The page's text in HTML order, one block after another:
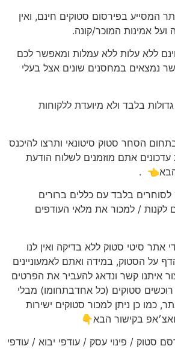
המסייע בפירסום סטוקים חינם, ואין
אמינות המוכר/קונה.
ללא עלות ללא עמלות ומאפשר לכם
נמצאים במחסנים שונים אצל בעלי
בלבד ולא מיועדת ללקוחות
הסחר סטוק סיטונאי ותרצו להיכנס
אתם מוזמנים לשלוח הודעת
.
לסוחרים בלבד עם כללים ברורים
לקנות / למכור את מלאי העודפים
אתר סיטי סטוק ללא בדיקה ואין לנו
על הסטוק, במידה ואתם לאמעוניינים
איתנו קשר ונדאג להעביר את הפרטים
סטוקים (כל אחדבתחומו) מבלי
כמו כן ניתן למכור סטוקים ישירות
בקישור הבא👇
סטוק / פינוי עסק / עודפי יבוא / עודפי